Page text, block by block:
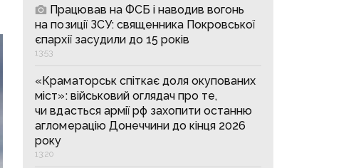
Працював на ФСБ і наводив вогонь
на позиції ЗСУ: священника Покровської
єпархії засудили до 15 років
13:53
«Краматорськ спіткає доля окупованих
міст»: військовий оглядач про те,
чи вдасться армії рф захопити останню
агломерацію Донеччини до кінця 2026
року
13:20